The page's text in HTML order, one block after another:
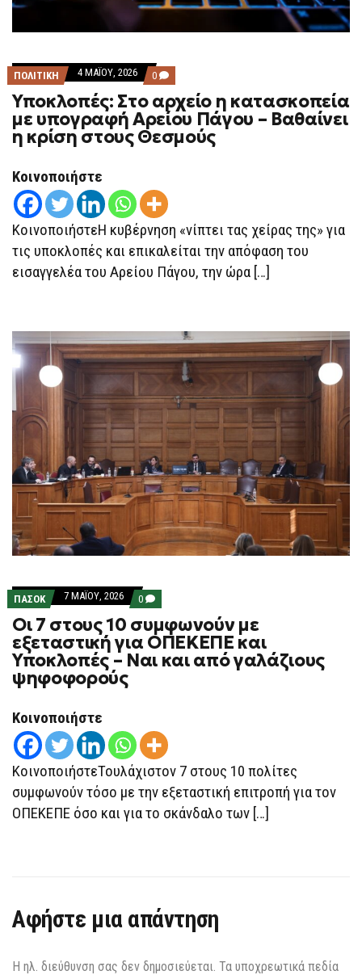
ΠΟΛΙΤΙΚΗ 4 ΜΑΪ́ΟΥ, 2026 0 COMMENTS
ON
ΥΠΟΚΛΟΠΈΣ:
ΣΤΟ
ΑΡΧΕΊΟ
Η
ΚΑΤΑΣΚΟΠΕΊΑ
ΠΆΓΟΥ
–
ΒΑΘΑΊΝΕΙ
Η
ΚΡΊΣΗ
ΣΤΟΥΣ
ΘΕΣΜΟΎΣ
Υποκλοπές: Στο αρχείο η κατασκοπεία
με υπογραφή Αρείου Πάγου – Βαθαίνει
η κρίση στους Θεσμούς
Κοινοποιήστε
ΚοινοποιήστεΗ κυβέρνηση «νίπτει τας χείρας της» για
τις υποκλοπές και επικαλείται την απόφαση του
εισαγγελέα του Αρείου Πάγου, την ώρα […]
ΠΑΣΟΚ 7 ΜΑΪ́ΟΥ, 2026 0 COMMENTS
ON
ΟΙ
7
ΣΤΟΥΣ
10
ΚΑΙ
ΥΠΟΚΛΟΠΈΣ
–
ΝΑΙ
ΚΑΙ
ΑΠΌ
ΓΑΛΆΖΙΟΥΣ
ΨΗΦΟΦΟΡΟΎΣ
Οι 7 στους 10 συμφωνούν με
εξεταστική για ΟΠΕΚΕΠΕ και
Υποκλοπές – Ναι και από γαλάζιους
ψηφοφορούς
Κοινοποιήστε
ΚοινοποιήστεΤουλάχιστον 7 στους 10 πολίτες
συμφωνούν τόσο με την εξεταστική επιτροπή για τον
ΟΠΕΚΕΠΕ όσο και για το σκάνδαλο των […]
Αφήστε μια απάντηση
Η ηλ. διεύθυνση σας δεν δημοσιεύεται. Τα υποχρεωτικά πεδία